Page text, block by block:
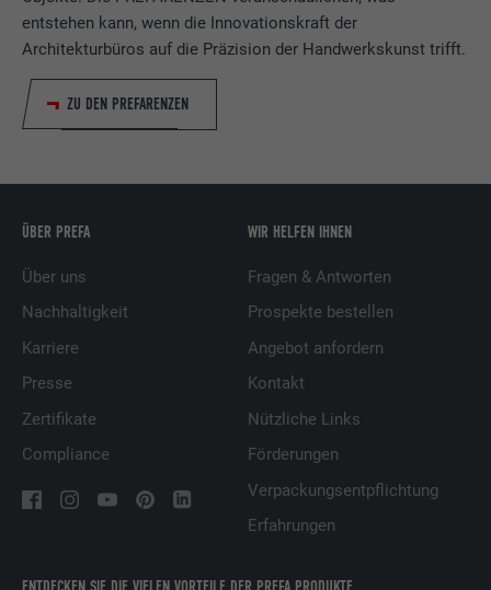
entstehen kann, wenn die Innovationskraft der
Architekturbüros auf die Präzision der Handwerkskunst trifft.
ZU DEN PREFARENZEN
ÜBER PREFA
Über uns
Nachhaltigkeit
Karriere
Presse
Zertifikate
Compliance
WIR HELFEN IHNEN
Fragen & Antworten
Prospekte bestellen
Angebot anfordern
Kontakt
Nützliche Links
Förderungen
Verpackungsentpflichtung
Erfahrungen